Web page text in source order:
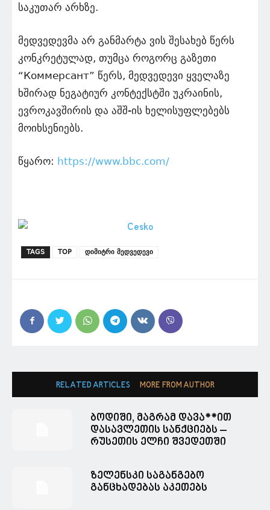
საკუთარ არხზე.
მედვედევმა არ განმარტა ვის შესახებ წერს
კონკრეტულად, თუმცა როგორც გაზეთი
“Коммерсант” წერს, მედვედევი ყველაზე
ხშირად ნეგატიურ კონტექსტში უკრაინის,
ევროკავშირის და აშშ-ის ხელისუფლებებს
მოიხსენიებს.
წყარო: https://www.bbc.com/
TAGS TOP დიმიტრი მედვედევი
RELATED ARTICLES MORE FROM AUTHOR
ბოდიში, მაგრამ დავა**ით
დასავლეთის სანქციებს –
რუსეთის ელჩი შვედეთში
ზელენსკი საგანგებო
განცხადებას აკეთებს